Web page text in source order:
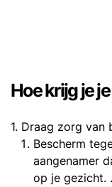
Hoe krijg je
1. Draag zorg van
Bescherm
aangenamer
op je gezicht.